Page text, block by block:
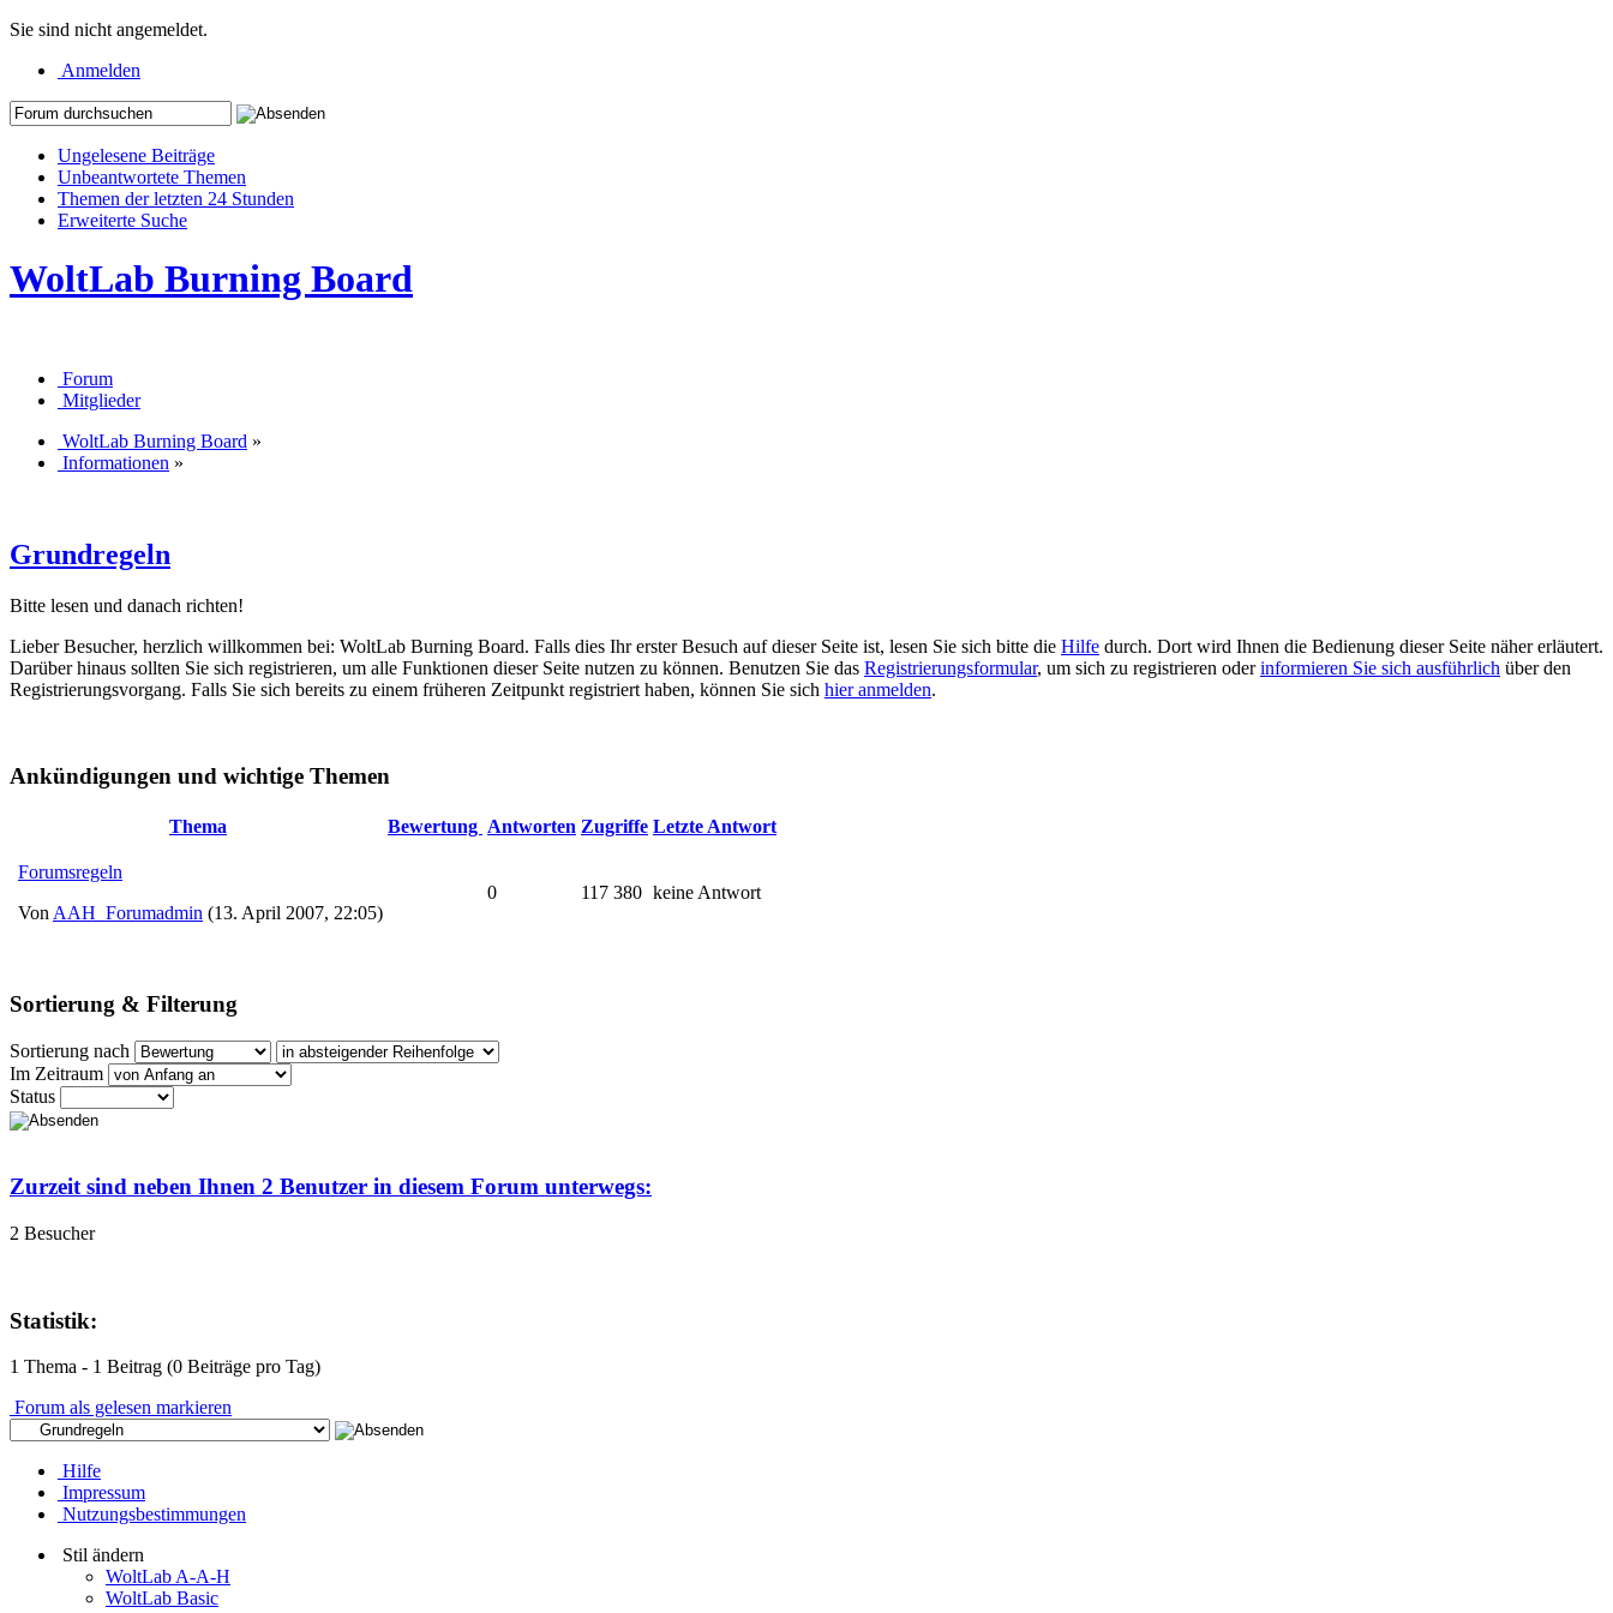
Sie sind nicht angemeldet.
Anmelden
Ungelesene Beiträge
Unbeantwortete Themen
Themen der letzten 24 Stunden
Erweiterte Suche
WoltLab Burning Board
Forum
Mitglieder
WoltLab Burning Board »
Informationen »
Grundregeln
Bitte lesen und danach richten!
Lieber Besucher, herzlich willkommen bei: WoltLab Burning Board. Falls dies Ihr erster Besuch auf dieser Seite ist, lesen Sie sich bitte die Hilfe durch. Dort wird Ihnen die Bedienung dieser Seite näher erläutert.
Darüber hinaus sollten Sie sich registrieren, um alle Funktionen dieser Seite nutzen zu können. Benutzen Sie das Registrierungsformular, um sich zu registrieren oderinformieren Sie sich ausführlich über den
Registrierungsvorgang. Falls Sie sich bereits zu einem früheren Zeitpunkt registriert haben, können Sie sich hier anmelden.
Ankündigungen und wichtige Themen
Thema Bewertung Antworten Zugriffe Letzte Antwort
Forumsregeln
Von AAH_Forumadmin (13. April 2007, 22:05)
0 117 380 keine Antwort
Sortierung & Filterung
Sortierung nach
Im Zeitraum
Status
Zurzeit sind neben Ihnen 2 Benutzer in diesem Forum unterwegs:
2 Besucher
Statistik:
1 Thema - 1 Beitrag (0 Beiträge pro Tag)
Forum als gelesen markieren
Hilfe
Impressum
Nutzungsbestimmungen
Stil ändern
WoltLab A-A-H
WoltLab Basic